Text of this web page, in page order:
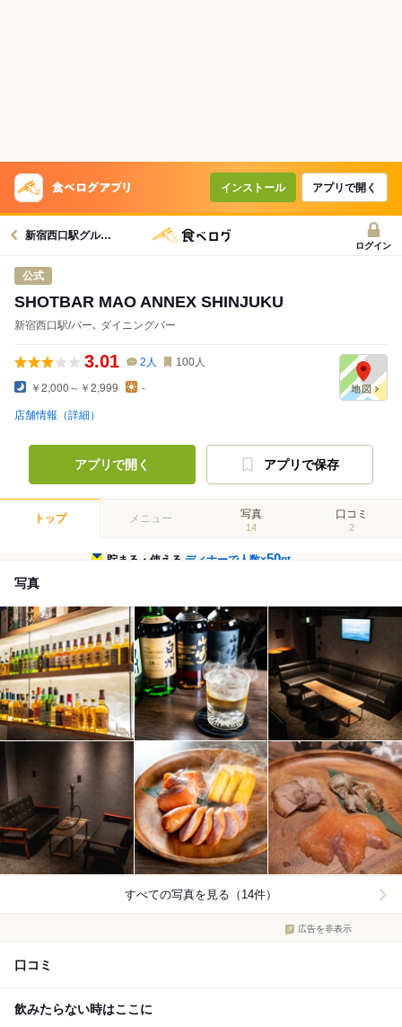
インストール アプリで開く
新宿西口駅グルメへ
ログイン
公式
SHOTBAR MAO ANNEX SHINJUKU
新宿西口駅/バー､ ダイニングバー
3.01 2 人 100人
￥2,000～￥2,999 -
店舗情報（詳細）
アプリで開く アプリで保存
トップ メニュー 写真
14
口コミ
2
貯まる・使えるディナーで人数×50pt
写真
すべての写真を見る（14件）
広告を非表示
口コミ
飲みたらない時はここに